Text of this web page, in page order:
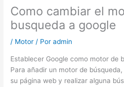
Como cambiar el
busqueda a google
/ Motor / Poradmin
Establecer Google como motor de
Para añadir un motor de
su página web y realizar alguna